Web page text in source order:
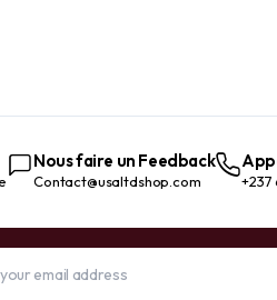
Nous faire un Feedback
Contact@usaltdshop.com +237